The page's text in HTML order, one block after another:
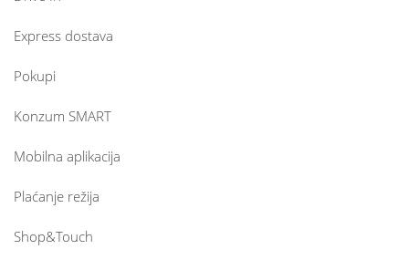
Express dostava
Pokupi
Konzum SMART
Mobilna aplikacija
Plaćanje režija
Shop&Touch